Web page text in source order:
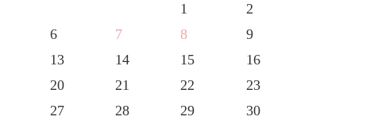
1
2
6 7 8
9
13 14 15
16
20 21 22
23
27 28 29
30